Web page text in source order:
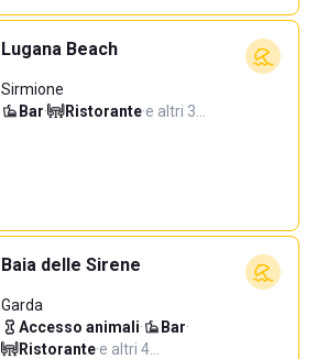
Lugana Beach
Sirmione
Bar· Ristorante·e altri 3…
Baia delle Sirene
Garda
Accesso animali· Bar·
Ristorante·e altri 4…